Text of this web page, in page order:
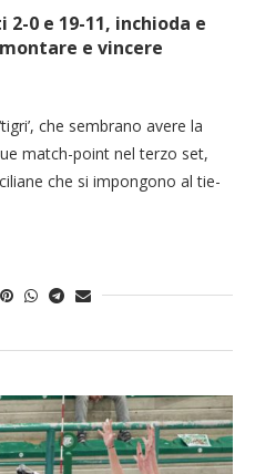
0 e 19-11, inchioda e
e vincere
che sembrano avere la
match-point nel terzo set,
che si impongono al tie-